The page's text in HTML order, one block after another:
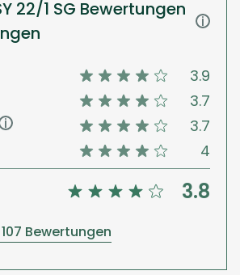
22/1 SG Bewertungen
i
3.9
3.7
i 3.7
4
3.8
Bewertungen